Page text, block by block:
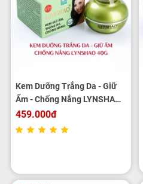
Kem Dưỡng Trắng Da - Giữ
Ẩm - Chống Nắng LYNSHAO
40g
459.000đ